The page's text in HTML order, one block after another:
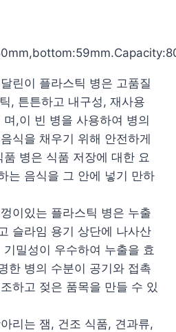
린이 플라스틱 병은 고품질
, 튼튼하고 내구성, 재사용
,이 빈 병을 사용하여 병의
식을 채우기 위해 안전하게
병은 식품 저장에 대한 요
는 음식을 그 안에 넣기 만하
이있는 플라스틱 병은 누출
슬라임 용기 상단에 나사산
밀성이 우수하여 누출을 효
한 병의 수분이 공기와 접촉
하고 젖은 품목을 만들 수 있
리는 잼, 건조 식품, 견과류,